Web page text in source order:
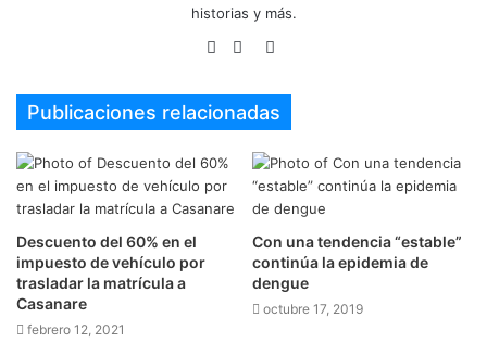
historias y más.
Sitio Facebook
Twitter
Publicaciones relacionadas
Descuento del 60% en el
impuesto de vehículo por
trasladar la matrícula a
Casanare
febrero 12, 2021
Con una tendencia “estable”
continúa la epidemia de
dengue
octubre 17, 2019